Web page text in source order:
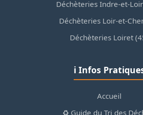
Déchèteries Indre-et-
Déchèteries Loir-et-
Déchèteries Loiret
ℹ️ Infos
Accueil
♻️ Guide du Tri des